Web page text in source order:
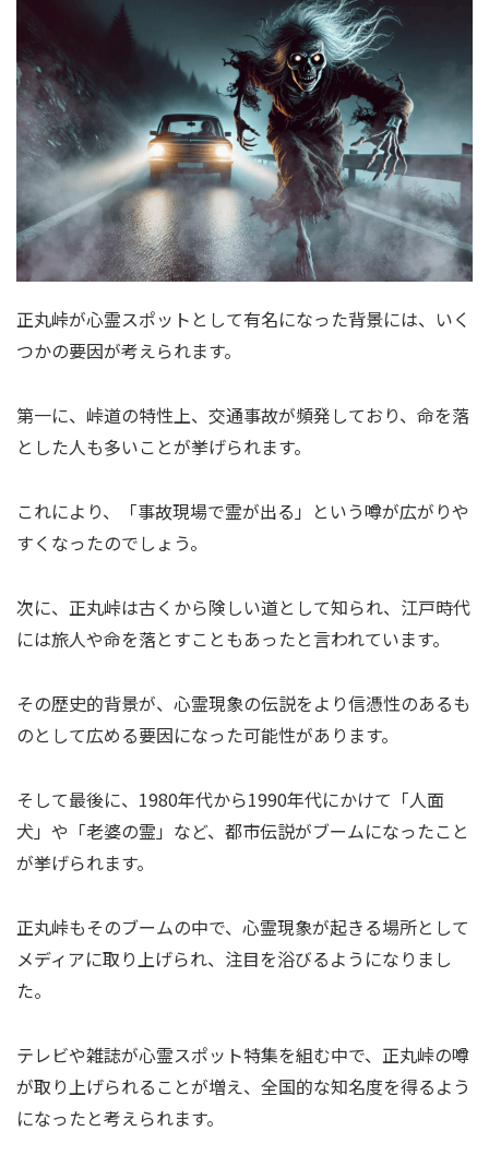
正丸峠が心霊スポットとして有名になった背景には、いく
つかの要因が考えられます。
第一に、峠道の特性上、交通事故が頻発しており、命を落
とした人も多いことが挙げられます。
これにより、「事故現場で霊が出る」という噂が広がりや
すくなったのでしょう。
次に、正丸峠は古くから険しい道として知られ、江戸時代
には旅人や命を落とすこともあったと言われています。
その歴史的背景が、心霊現象の伝説をより信憑性のあるも
のとして広める要因になった可能性があります。
そして最後に、1980年代から1990年代にかけて「人面
犬」や「老婆の霊」など、都市伝説がブームになったこと
が挙げられます。
正丸峠もそのブームの中で、心霊現象が起きる場所として
メディアに取り上げられ、注目を浴びるようになりまし
た。
テレビや雑誌が心霊スポット特集を組む中で、正丸峠の噂
が取り上げられることが増え、全国的な知名度を得るよう
になったと考えられます。